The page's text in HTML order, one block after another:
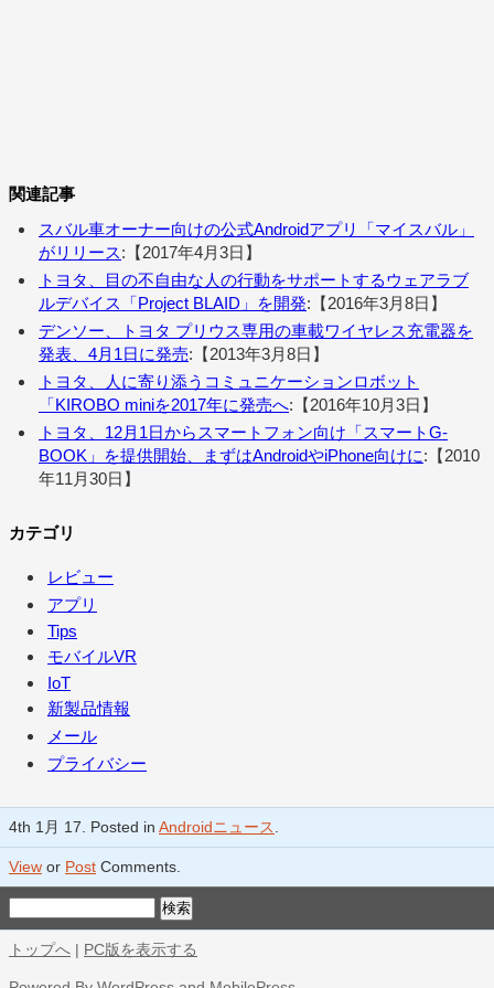
関連記事
スバル車オーナー向けの公式Androidアプリ「マイスバル」
がリリース:【2017年4月3日】
トヨタ、目の不自由な人の行動をサポートするウェアラブ
ルデバイス「Project BLAID」を開発:【2016年3月8日】
デンソー、トヨタ プリウス専用の車載ワイヤレス充電器を
発表、4月1日に発売:【2013年3月8日】
トヨタ、人に寄り添うコミュニケーションロボット
「KIROBO miniを2017年に発売へ:【2016年10月3日】
トヨタ、12月1日からスマートフォン向け「スマートG-
BOOK」を提供開始、まずはAndroidやiPhone向けに:【2010
年11月30日】
カテゴリ
レビュー
アプリ
Tips
モバイルVR
IoT
新製品情報
メール
プライバシー
4th 1月 17. Posted in Androidニュース
View or Post Comments.
トップへ | PC版を表示する